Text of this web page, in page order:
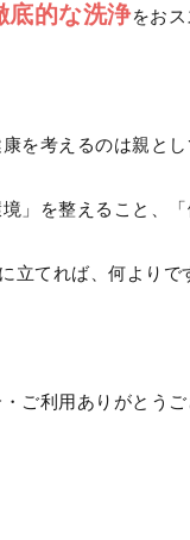
底的な洗浄をおス
を考えるのは親とし
」を整えること、
立てれば、何より
ご利用ありがとう